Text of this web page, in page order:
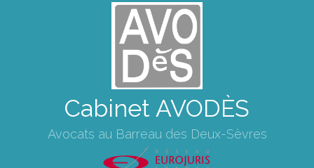
Cabinet AVODÈS
Avocats au Barreau des Deux-Sèvres